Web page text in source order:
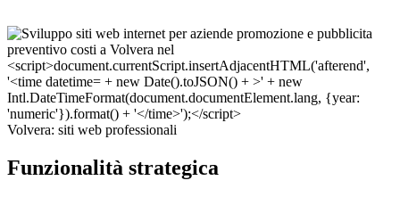
Volvera: siti web professionali
Funzionalità strategica